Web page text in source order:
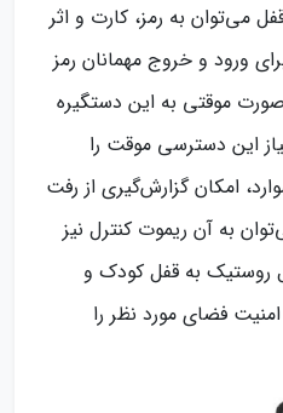
می‌توان به رمز، کارت و اثر
ورود و خروج مهمانان رمز
موقتی به این دستگیره
این دسترسی موقت را
امکان گزارش‌گیری از رفت
به آن ریموت کنترل نیز
روستیک به قفل کودک و
فضای مورد نظر را